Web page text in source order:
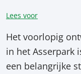
Lees voor
Het voorlopig
in het Asserpark
een belangrijke